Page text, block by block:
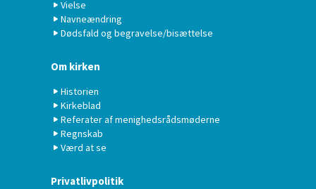
Vielse
Navneændring
Dødsfald og begravelse/bisættelse
Om kirken
Historien
Kirkeblad
Referater af menighedsrådsmøderne
Regnskab
Værd at se
Privatlivpolitik